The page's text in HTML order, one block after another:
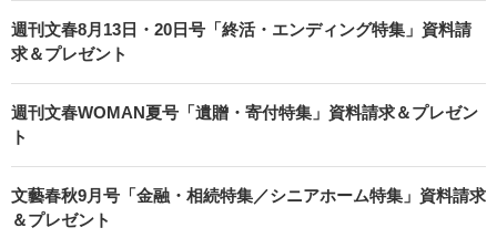
週刊文春8月13日・20日号「終活・エンディング特集」資料請
求＆プレゼント
週刊文春WOMAN夏号「遺贈・寄付特集」資料請求＆プレゼン
ト
文藝春秋9月号「金融・相続特集／シニアホーム特集」資料請求
＆プレゼント